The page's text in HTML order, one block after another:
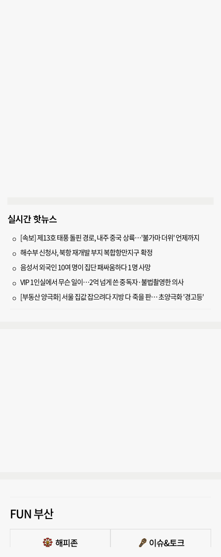
실시간 핫뉴스
[속보] 제13호 태풍 돌핀 경로, 내주 중국 상륙…'불가마 더위' 언제까지
해수부 신청사, 북항 재개발 부지 복합항만지구 확정
음성서 외국인 10여 명이 집단 패싸움하다 1명 사망
VIP 1인실에서 무슨 일이…2억 넘게 쓴 중독자·불법촬영한 의사
[부동산 양극화] 서울 집값 잡으려다 지방 다 죽을 판… 초양극화 '경고등'
FUN 부산